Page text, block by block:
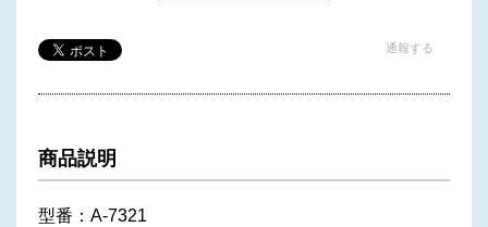
通報する
商品説明
型番：A-7321